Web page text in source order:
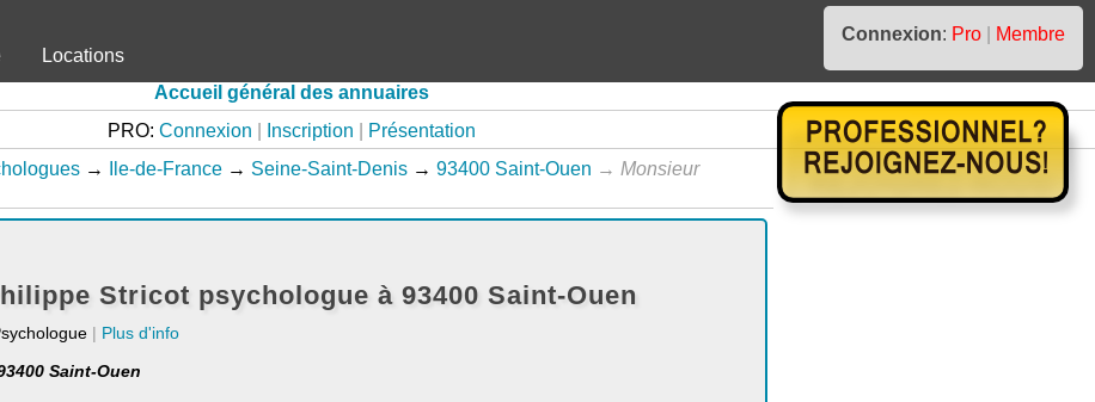
Connexion: Pro
Membre
Locations
Accueil général des annuaires
PRO: Connexion Inscription
Présentation
→ Ile-de-France → Seine-Saint-Denis → 93400 Saint-Ouen → Monsieur
Stricot psychologue à 93400 Saint-Ouen
| Plus d'info
Saint-Ouen